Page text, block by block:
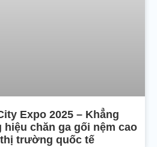
Expo 2025 – Khẳng
chăn ga gối nệm cao
trường quốc tế